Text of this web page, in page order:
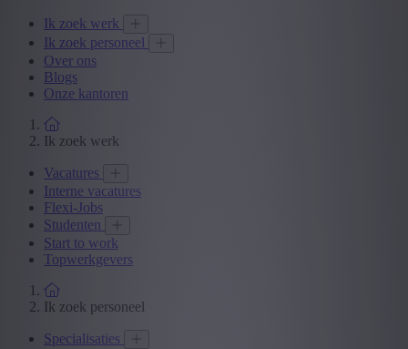
Ik zoek werk
Ik zoek personeel
Over ons
Blogs
Onze kantoren
Ik zoek werk
Vacatures
Interne vacatures
Flexi-Jobs
Studenten
Start to work
Topwerkgevers
Ik zoek personeel
Specialisaties